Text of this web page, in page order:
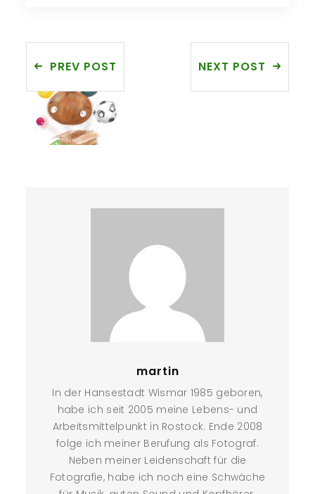
PREV POST NEXT POST
martin
In der Hansestadt Wismar 1985 geboren,
habe ich seit 2005 meine Lebens- und
Arbeitsmittelpunkt in Rostock. Ende 2008
folge ich meiner Berufung als Fotograf.
Neben meiner Leidenschaft für die
Fotografie, habe ich noch eine Schwäche